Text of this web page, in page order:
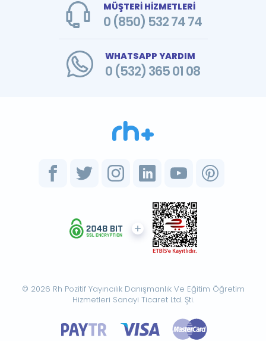
MÜŞTERİ HİZMETLERİ
0 (850) 532 74 74
WHATSAPP YARDIM
0 (532) 365 01 08
© 2026 Rh Pozitif Yayıncılık Danışmanlık Ve Eğitim Öğretim
Hizmetleri Sanayi Ticaret Ltd. Şti.